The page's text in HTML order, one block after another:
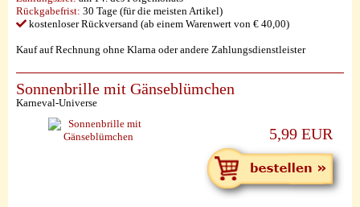
Rückgabefrist: 30 Tage (für die meisten Artikel)
kostenloser Rückversand (ab einem Warenwert von € 40,00)
Kauf auf Rechnung ohne Klarna oder andere Zahlungsdienstleister
Sonnenbrille mit Gänseblümchen
Karneval-Universe
5,99 EUR